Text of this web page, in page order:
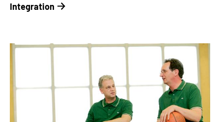
Integration